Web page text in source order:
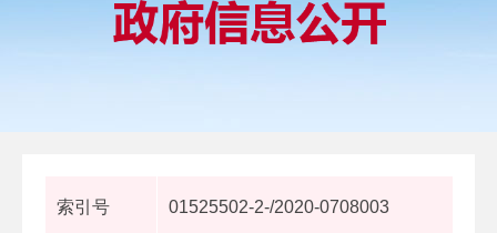
索引号 01525502-2-/2020-0708003